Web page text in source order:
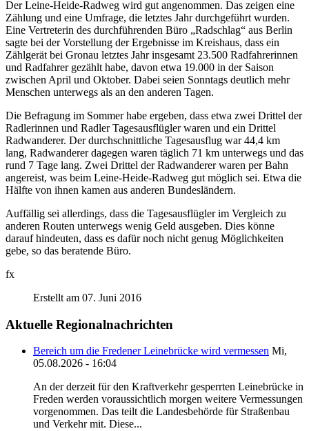
Der Leine-Heide-Radweg wird gut angenommen. Das zeigen eine
Zählung und eine Umfrage, die letztes Jahr durchgeführt wurden.
Eine Vertreterin des durchführenden Büro „Radschlag“ aus Berlin
sagte bei der Vorstellung der Ergebnisse im Kreishaus, dass ein
Zählgerät bei Gronau letztes Jahr insgesamt 23.500 Radfahrerinnen
und Radfahrer gezählt habe, davon etwa 19.000 in der Saison
zwischen April und Oktober. Dabei seien Sonntags deutlich mehr
Menschen unterwegs als an den anderen Tagen.
Die Befragung im Sommer habe ergeben, dass etwa zwei Drittel der
Radlerinnen und Radler Tagesausflügler waren und ein Drittel
Radwanderer. Der durchschnittliche Tagesausflug war 44,4 km
lang, Radwanderer dagegen waren täglich 71 km unterwegs und das
rund 7 Tage lang. Zwei Drittel der Radwanderer waren per Bahn
angereist, was beim Leine-Heide-Radweg gut möglich sei. Etwa die
Hälfte von ihnen kamen aus anderen Bundesländern.
Auffällig sei allerdings, dass die Tagesausflügler im Vergleich zu
anderen Routen unterwegs wenig Geld ausgeben. Dies könne
darauf hindeuten, dass es dafür noch nicht genug Möglichkeiten
gebe, so das beratende Büro.
fx
Erstellt am 07. Juni 2016
Aktuelle Regionalnachrichten
Bereich um die Fredener Leinebrücke wird vermessen Mi,
05.08.2026 - 16:04
An der derzeit für den Kraftverkehr gesperrten Leinebrücke in
Freden werden voraussichtlich morgen weitere Vermessungen
vorgenommen. Das teilt die Landesbehörde für Straßenbau
und Verkehr mit. Diese...